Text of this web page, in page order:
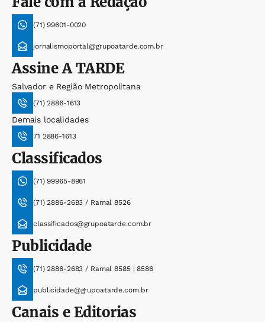
(71) 99601-0020
jornalismoportal@grupoatarde.com.br
AssineA TARDE
Salvador e Região Metropolitana
(71) 2886-1613
Demais localidades
71 2886-1613
Classificados
(71) 99965-8961
(71) 2886-2683 / Ramal 8526
classificados@grupoatarde.com.br
Publicidade
(71) 2886-2683 / Ramal 8585 | 8586
publicidade@grupoatarde.com.br
Canais e Editorias